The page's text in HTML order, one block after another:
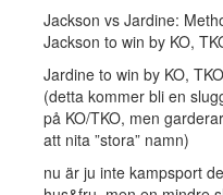
Jackson vs Jardine:
Jackson to win by KO,
Jardine to win by KO,
(detta kommer bli en
på KO/TKO, men
att nita ”stora” namn)
nu är ju inte kampsport